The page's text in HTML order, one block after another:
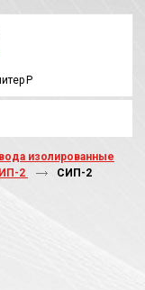
Р
изолированные
2
СИП-2